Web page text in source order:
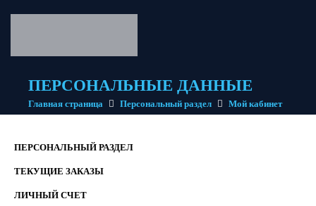
ПЕРСОНАЛЬНЫЕ ДАННЫЕ
Главная страница Персональный раздел Мой кабинет
ПЕРСОНАЛЬНЫЙ РАЗДЕЛ
ТЕКУЩИЕ ЗАКАЗЫ
ЛИЧНЫЙ СЧЕТ